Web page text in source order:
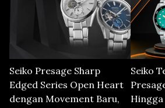
Seiko Presage Sharp
Edged Series Open Heart
dengan Movement Baru,
Seiko